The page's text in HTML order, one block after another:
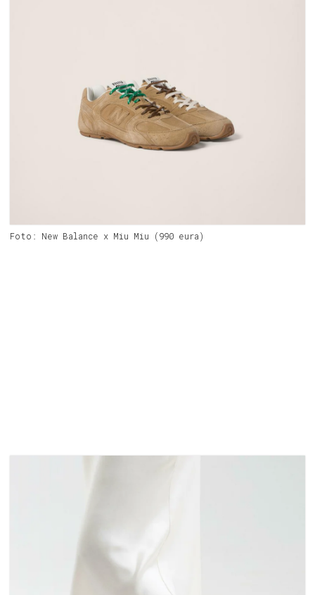
Foto: New Balance x Miu Miu (990 eura)